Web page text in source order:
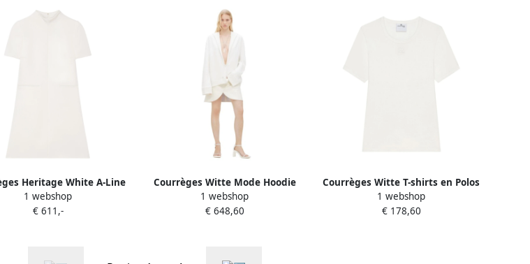
Heritage White A-Line
Mouw Jurk White Dames
1 webshop
€ 611,-
Courrèges Witte Mode Hoodie
Sweatshirt White Dames
1 webshop
€ 648,60
Courrèges Witte T-shirts en Polos
White Dames
1 webshop
€ 178,60